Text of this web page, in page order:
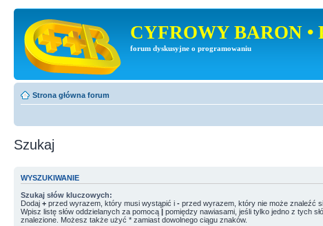
CYFROWY BARON
forum dyskusyjne o programowaniu
Strona główna forum
Szukaj
WYSZUKIWANIE
Szukaj słów kluczowych:
Dodaj + przed wyrazem, który musi wystąpić i - przed wyrazem, który nie może znaleźć
Wpisz listę słów oddzielanych za pomocą | pomiędzy nawiasami, jeśli tylko jedno z tych
znalezione. Możesz także użyć * zamiast dowolnego ciągu znaków.